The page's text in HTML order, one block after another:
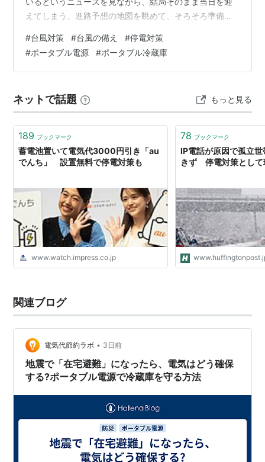
えてしまう。進路予想の地図を眺めて、そろそろ準備し
づけば前日の夜になっていて、もう何もできない。 そう
いう話を、よく聞きます。 源さんの場合は、少し違いま
す。台風が近づくとなると、わりと動くほうです。浴槽
玄関にしまう。そのあたりは毎回やっています。 ただ、
一度だけ、やりすぎたことがありました。…
#台風対策 #台風の備え #停電対策
#ポータブル電源 #ポータブル冷蔵庫
ネットで話題 もっと見る
189 ブックマーク
蓄電池置いて電気代3000円引き「au
でんち」 設置無料で停電対策も
www.watch.impress.co.jp
78 ブックマーク
IP電話が原因で孤立
きず 停電対策として
関連ブログ
電気代節約ラボ • 3日前
地震で「在宅避難」になったら、電気はどう確保
する?ポータブル電源で冷蔵庫を守る方法